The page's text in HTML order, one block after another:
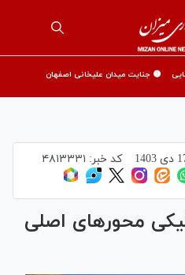
🟡 جنایت میدان علیخانی اصفهان
1403 کد خبر: ۴۸۱۳۳۳۱
محور‌های اصلی